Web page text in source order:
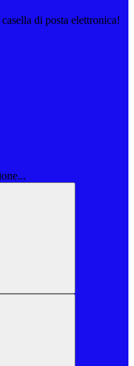
di posta elettronica!